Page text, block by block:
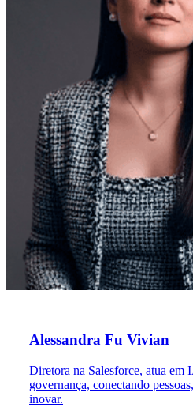
Alessandra Fu Vivian
Diretora na Salesforce, atua em
governança, conectando
inovar.